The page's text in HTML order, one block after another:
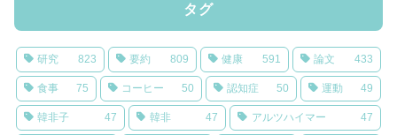
タグ
研究 823 要約 809 健康 591 論文 433
食事 75 コーヒー 50 認知症 50 運動 49
韓非子 47 韓非 47 アルツハイマー 47